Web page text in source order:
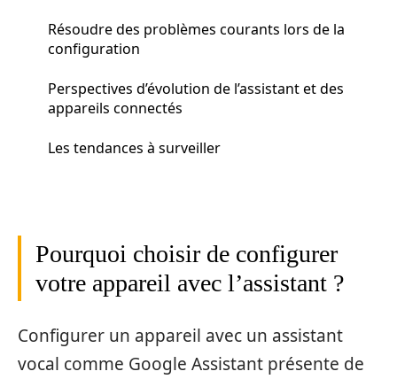
Résoudre des problèmes courants lors de la
configuration
Perspectives d’évolution de l’assistant et des
appareils connectés
Les tendances à surveiller
Pourquoi choisir de configurer
votre appareil avec l’assistant ?
Configurer un appareil avec un assistant
vocal comme Google Assistant présente de